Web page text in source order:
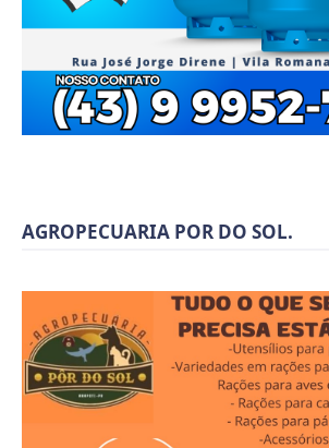
AGROPECUARIA POR DO SOL.